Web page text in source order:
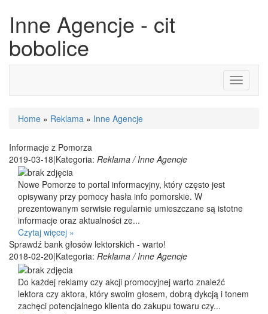
Inne Agencje - cit
bobolice
Toggle
Home » Reklama » Inne Agencje
Informacje z Pomorza
2019-03-18|Kategoria: Reklama / Inne Agencje
Nowe Pomorze to portal informacyjny, który często jest
opisywany przy pomocy hasła info pomorskie. W
prezentowanym serwisie regularnie umieszczane są istotne
informacje oraz aktualności ze...
Czytaj więcej »
Sprawdź bank głosów lektorskich - warto!
2018-02-20|Kategoria: Reklama / Inne Agencje
Do każdej reklamy czy akcji promocyjnej warto znaleźć
lektora czy aktora, który swoim głosem, dobrą dykcją i tonem
zachęci potencjalnego klienta do zakupu towaru czy...